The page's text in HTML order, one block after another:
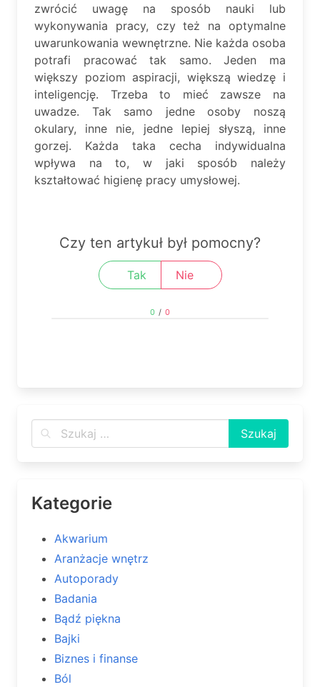
zwrócić uwagę na sposób nauki lub
wykonywania pracy, czy też na optymalne
uwarunkowania wewnętrzne. Nie każda osoba
potrafi pracować tak samo. Jeden ma
większy poziom aspiracji, większą wiedzę i
inteligencję. Trzeba to mieć zawsze na
uwadze. Tak samo jedne osoby noszą
okulary, inne nie, jedne lepiej słyszą, inne
gorzej. Każda taka cecha indywidualna
wpływa na to, w jaki sposób należy
kształtować higienę pracy umysłowej.
Czy ten artykuł był pomocny?
Tak Nie
0 / 0
Kategorie
Akwarium
Aranżacje wnętrz
Autoporady
Badania
Bądź piękna
Bajki
Biznes i finanse
Ból